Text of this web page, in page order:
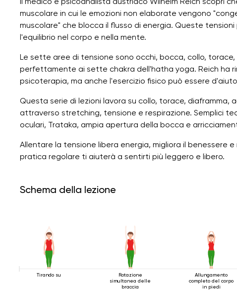
muscolare in cui le emozioni non elaborate vengono
muscolare" che blocca il flusso di energia. Queste
l'equilibrio nel corpo e nella mente.
Le sette aree di tensione sono occhi, bocca, collo,
perfettamente ai sette chakra dell'hatha yoga. Reich ha
psicoterapia, ma anche l'esercizio fisico può essere
Questa serie di lezioni lavora su collo, torace, diaframma,
attraverso stretching, tensione e respirazione. Semplici
oculari, Trataka, ampia apertura della bocca e
Allentare la tensione libera energia, migliora il benessere
pratica regolare ti aiuterà a sentirti più leggero e libero.
Schema della lezione
Tirando su
Rotazione
simultanea delle
braccia
Allungamento
completo del corpo
in piedi